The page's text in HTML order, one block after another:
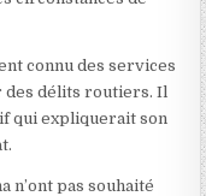
connu des services
des délits routiers. Il
qui expliquerait son
n’ont pas souhaité